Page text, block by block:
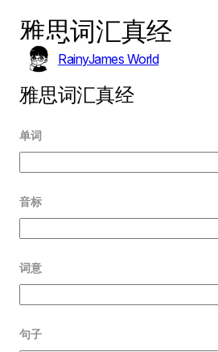
Skip
content
RainyJames World
雅思词汇真经
雅思词汇真经
单词
音标
词意
句子